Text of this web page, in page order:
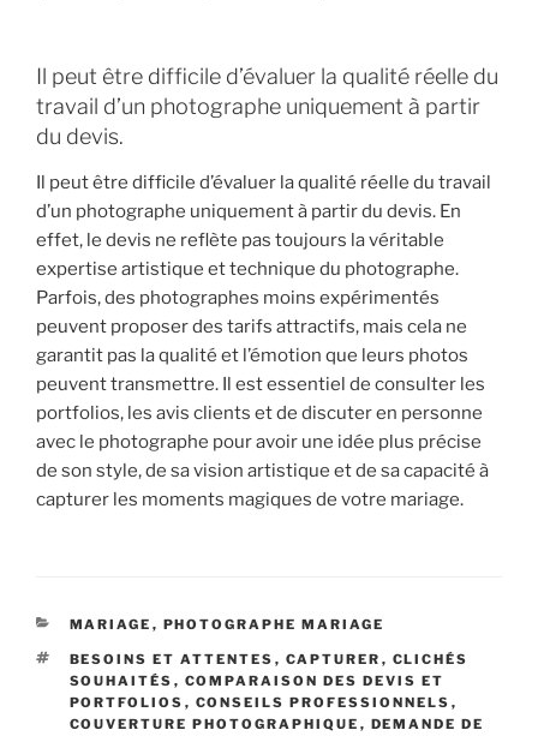
Il peut être difficile d’évaluer la qualité réelle du
travail d’un photographe uniquement à partir
du devis.
Il peut être difficile d’évaluer la qualité réelle du travail
d’un photographe uniquement à partir du devis. En
effet, le devis ne reflète pas toujours la véritable
expertise artistique et technique du photographe.
Parfois, des photographes moins expérimentés
peuvent proposer des tarifs attractifs, mais cela ne
garantit pas la qualité et l’émotion que leurs photos
peuvent transmettre. Il est essentiel de consulter les
portfolios, les avis clients et de discuter en personne
avec le photographe pour avoir une idée plus précise
de son style, de sa vision artistique et de sa capacité à
capturer les moments magiques de votre mariage.
CATÉGORIES
MARIAGE , PHOTOGRAPHE MARIAGE
ÉTIQUETTES
BESOINS ET ATTENTES , CAPTURER , CLICHÉS
SOUHAITÉS , COMPARAISON DES DEVIS ET
PORTFOLIOS , CONSEILS PROFESSIONNELS ,
COUVERTURE PHOTOGRAPHIQUE , DEMANDE DE